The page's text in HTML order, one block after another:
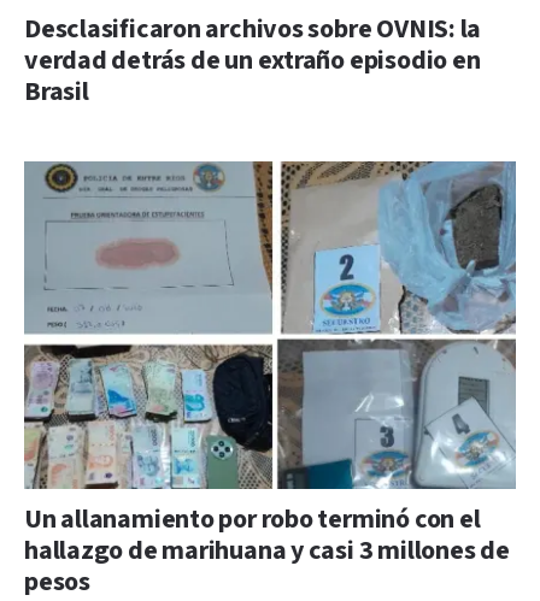
Desclasificaron archivos sobre OVNIS: la
verdad detrás de un extraño episodio en
Brasil
Un allanamiento por robo terminó con el
hallazgo de marihuana y casi 3 millones de
pesos